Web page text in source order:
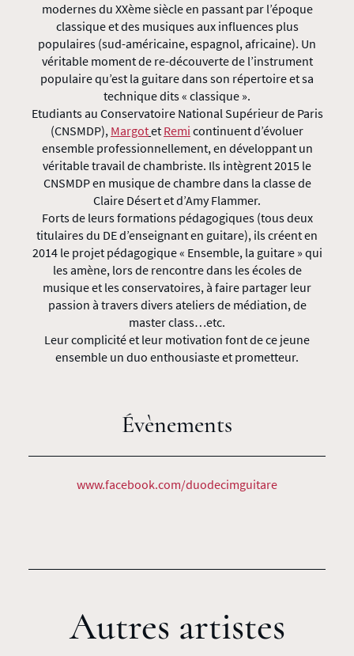
modernes du XXème siècle en passant par l’époque
classique et des musiques aux influences plus
populaires (sud-américaine, espagnol, africaine). Un
véritable moment de re-découverte de l’instrument
populaire qu’est la guitare dans son répertoire et sa
technique dits « classique ».
Etudiants au Conservatoire National Supérieur de Paris
(CNSMDP), Margotet Remi continuent d’évoluer
ensemble professionnellement, en développant un
véritable travail de chambriste. Ils intègrent 2015 le
CNSMDP en musique de chambre dans la classe de
Claire Désert et d’Amy Flammer.
Forts de leurs formations pédagogiques (tous deux
titulaires du DE d’enseignant en guitare), ils créent en
2014 le projet pédagogique « Ensemble, la guitare » qui
les amène, lors de rencontre dans les écoles de
musique et les conservatoires, à faire partager leur
passion à travers divers ateliers de médiation, de
master class…etc.
Leur complicité et leur motivation font de ce jeune
ensemble un duo enthousiaste et prometteur.
Évènements
www.facebook.com/duodecimguitare
Autres artistes